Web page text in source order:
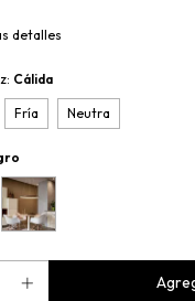
detalles
Cálida
Fría Neutra